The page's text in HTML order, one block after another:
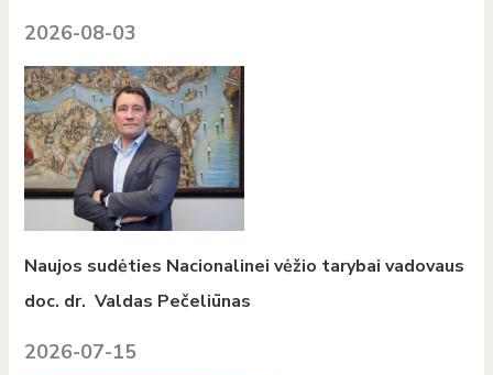
2026-08-03
Naujos sudėties Nacionalinei vėžio tarybai vadovaus
doc. dr. Valdas Pečeliūnas
2026-07-15